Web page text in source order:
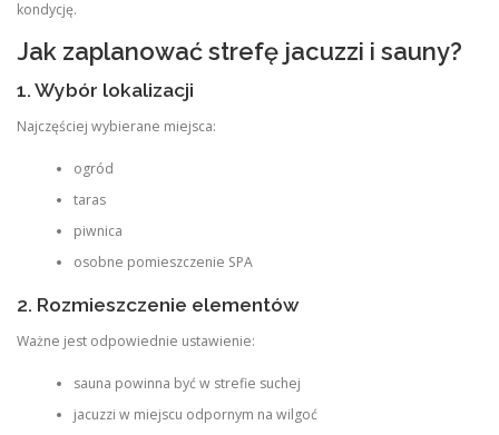
kondycję.
Jak zaplanować strefę jacuzzi i sauny?
1. Wybór lokalizacji
Najczęściej wybierane miejsca:
ogród
taras
piwnica
osobne pomieszczenie SPA
2. Rozmieszczenie elementów
Ważne jest odpowiednie ustawienie:
sauna powinna być w strefie suchej
jacuzzi w miejscu odpornym na wilgoć